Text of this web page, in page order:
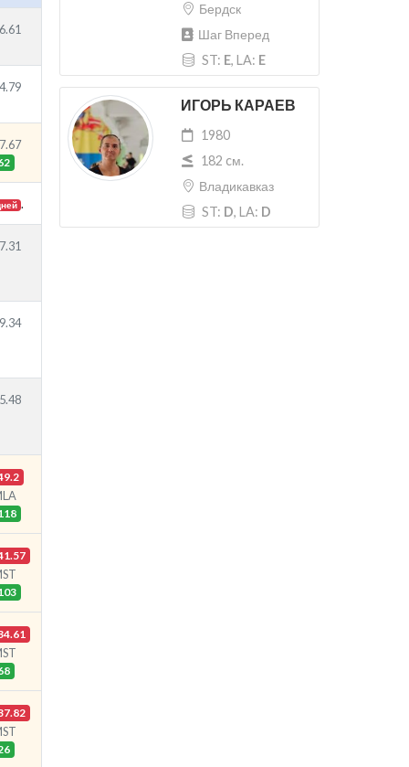
Бердск
Шаг Вперед
ST: E, LA: E
ИГОРЬ КАРАЕВ
1980
182 cм.
Владикавказ
ST: D, LA: D
.